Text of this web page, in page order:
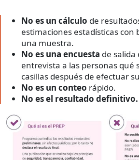
No es un cálculo de
estimaciones estadísticas con
una muestra.
No es una encuesta de salida
entrevista a las personas qué
casillas después de efectuar
No es un conteo rápido.
No es el resultado definitivo.